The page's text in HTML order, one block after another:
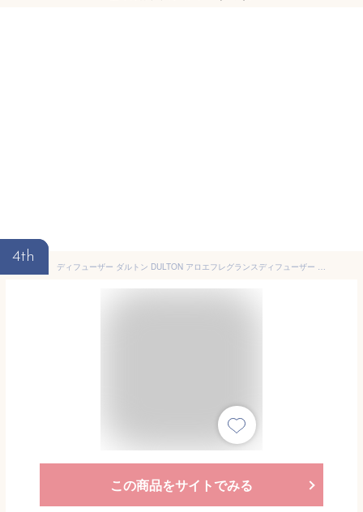
4th
ディフューザー ダルトン DULTON アロエフレグランスディフューザー 多肉植物 （ 芳香剤 ルームフレグランス アロマディフューザー 香り フレグランス アロマオイル アロマグッズ カクタス ガラス 部屋 玄関 洗面所 寝室 トイレ ）
この商品をサイトでみる